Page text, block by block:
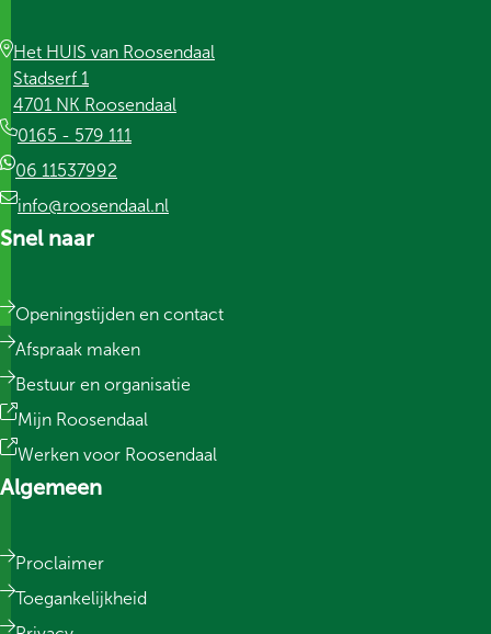
Het HUIS van Roosendaal
Stadserf 1
4701 NK Roosendaal
0165 - 579 111
06 11537992
info@roosendaal.nl
Snel naar
Openingstijden en contact
Afspraak maken
Bestuur en organisatie
Mijn Roosendaal
Werken voor Roosendaal
Algemeen
Proclaimer
Toegankelijkheid